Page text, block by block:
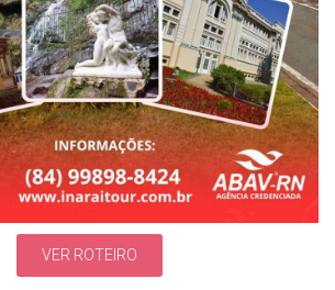
VER ROTEIRO